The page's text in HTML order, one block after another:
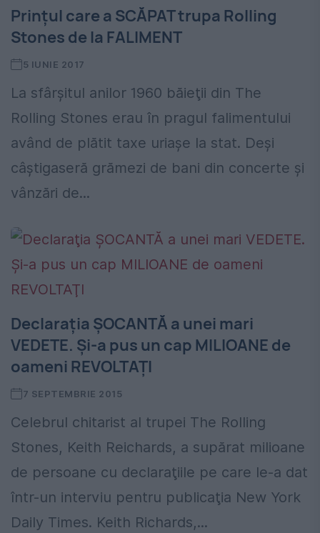
Prinţul care a SCĂPAT trupa Rolling
Stones de la FALIMENT
5 IUNIE 2017
La sfârşitul anilor 1960 băieţii din The
Rolling Stones erau în pragul falimentului
având de plătit taxe uriaşe la stat. Deşi
câştigaseră grămezi de bani din concerte şi
vânzări de...
Declaraţia ŞOCANTĂ a unei mari
VEDETE. Şi-a pus un cap MILIOANE de
oameni REVOLTAŢI
7 SEPTEMBRIE 2015
Celebrul chitarist al trupei The Rolling
Stones, Keith Reichards, a supărat milioane
de persoane cu declaraţiile pe care le-a dat
într-un interviu pentru publicaţia New York
Daily Times. Keith Richards,...